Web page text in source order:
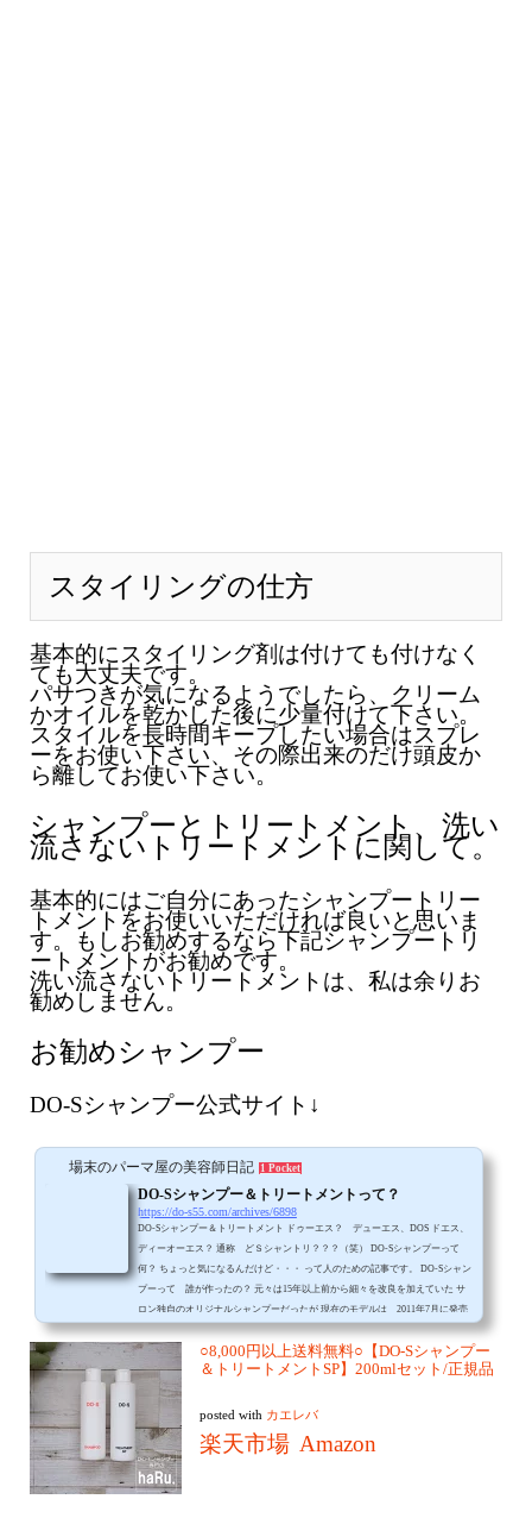
スタイリングの仕方
基本的にスタイリング剤は付けても付けなく
ても大丈夫です。
パサつきが気になるようでしたら、クリーム
かオイルを乾かした後に少量付けて下さい。
スタイルを長時間キープしたい場合はスプレ
ーをお使い下さい、その際出来のだけ頭皮か
ら離してお使い下さい。
シャンプーとトリートメント、洗い
流さないトリートメントに関して。
基本的にはご自分にあったシャンプートリー
トメントをお使いいただければ良いと思いま
す。もしお勧めするなら下記シャンプートリ
ートメントがお勧めです。
洗い流さないトリートメントは、私は余りお
勧めしません。
お勧めシャンプー
DO-Sシャンプー公式サイト↓
場末のパーマ屋の美容師日記 1 Pocket
DO-Sシャンプー＆トリートメントって？
https://do-s55.com/archives/6898
DO-Sシャンプー＆トリートメント ドゥーエス？ デューエス、DOS ドエス、
ディーオーエス？ 通称 どＳシャントリ？？？（笑） DO-Sシャンプーって
何？ ちょっと気になるんだけど・・・ って人のための記事です。 DO-Sシャン
プーって 誰が作ったの？ 元々は15年以上前から細々を改良を加えていた サ
ロン独自のオリジナルシャンプーだったが 現在のモデルは 2011年7月に発売
された とある岡山の
○8,000円以上送料無料○【DO-Sシャンプー
＆トリートメントSP】200mlセット/正規品
posted with カエレバ
楽天市場 Amazon